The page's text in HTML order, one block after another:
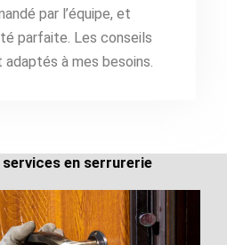
par l’équipe, et
parfaite. Les conseils
à mes besoins.
en serrurerie